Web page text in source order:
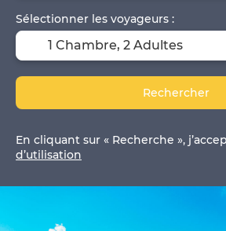
Sélectionner les voyageurs :
1 Chambre, 2 Adultes
Rechercher
En cliquant sur « Recherche »,
d’utilisation